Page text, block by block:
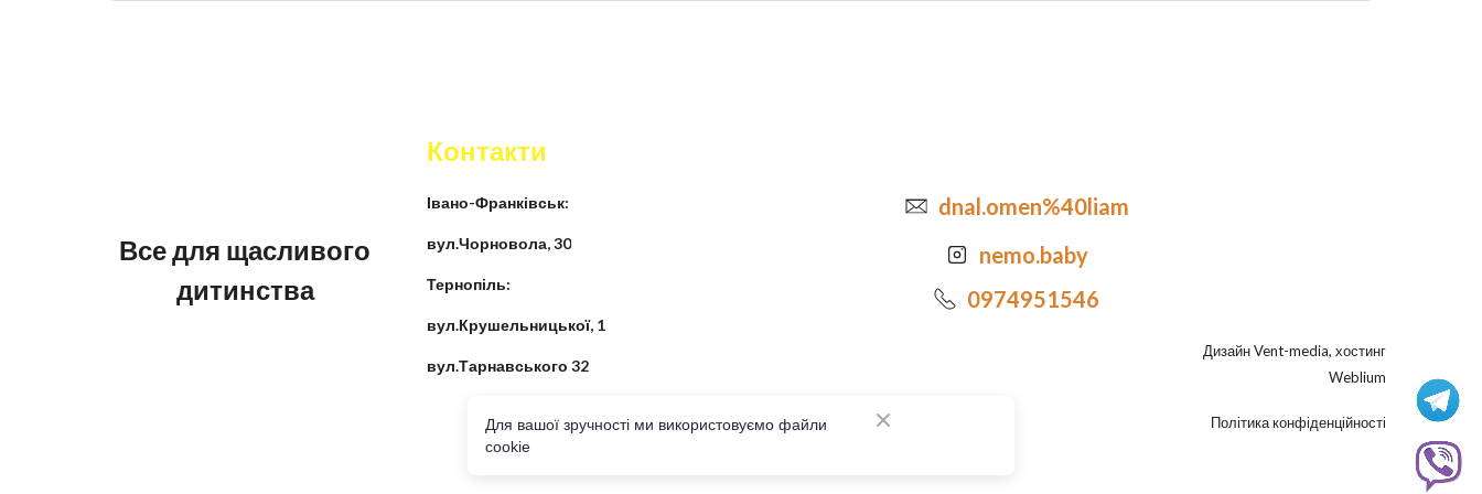
Все для щасливого
дитинства
Контакти
Івано-Франківськ:
вул.Чорновола, 30
Тернопіль:
вул.Крушельницької, 1
вул.Тарнавського 32
dnal.omen%40liam
nemo.baby
0974951546
ДизайнVent-media, хостинг
Weblium
Політика конфіденційності
Для вашої зручності ми використовуємо файли
cookie